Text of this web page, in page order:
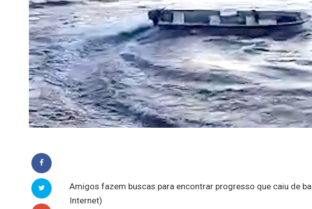
Amigos fazem buscas para encontrar progresso que caiu de
Internet)